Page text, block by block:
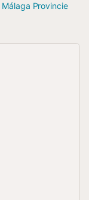
Málaga Provincie